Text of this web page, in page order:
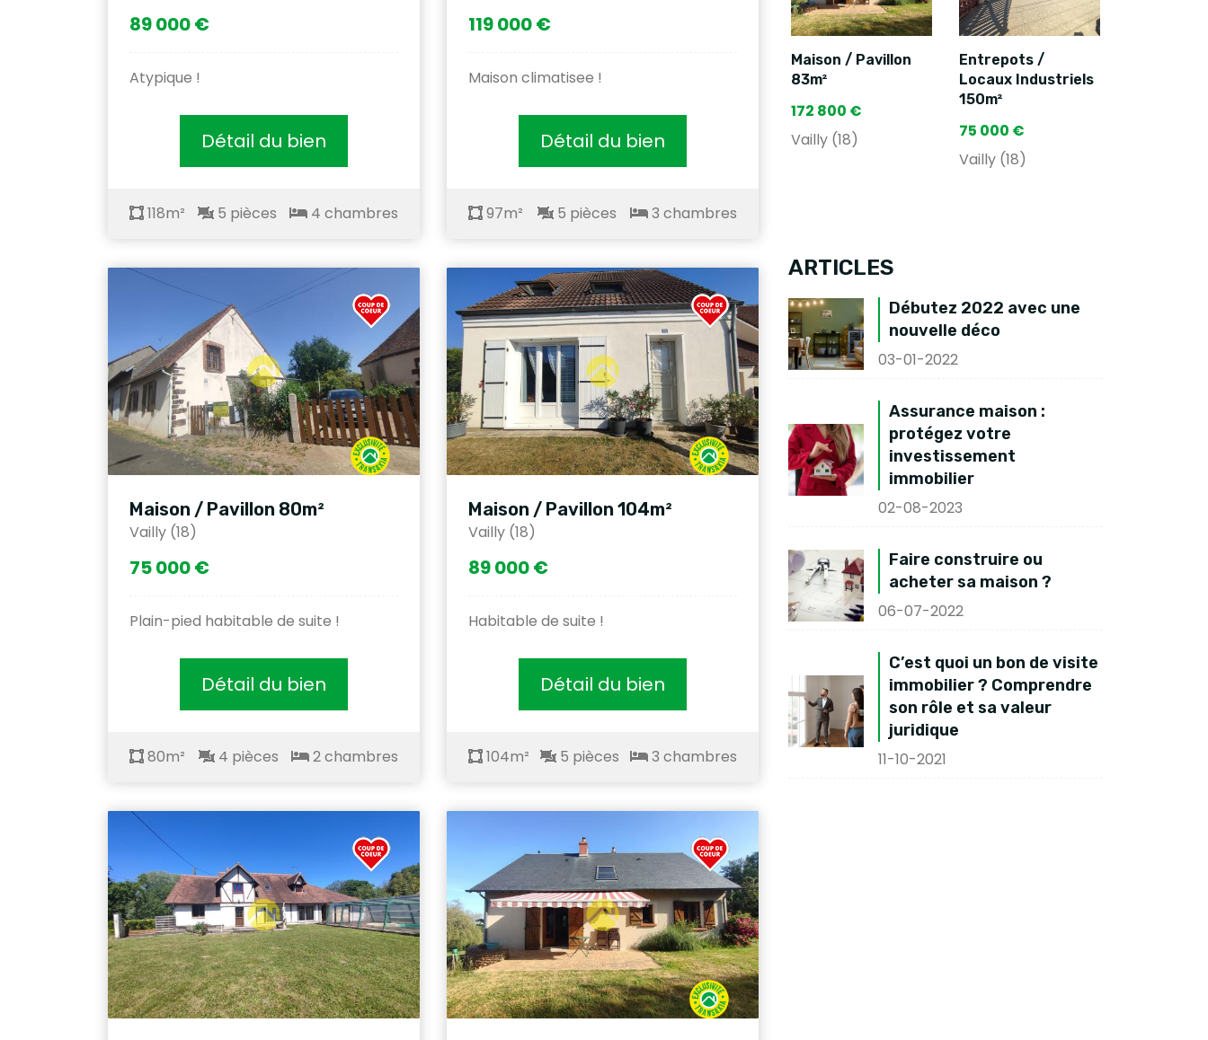
89 000 €
Atypique !
Détail du bien
118m² 5 pièces 4 chambres
119 000 €
Maison climatisee !
Détail du bien
97m² 5 pièces 3 chambres
Maison / Pavillon 80m²
Vailly (18)
75 000 €
Plain-pied habitable de suite !
Détail du bien
80m² 4 pièces 2 chambres
Maison / Pavillon 104m²
Vailly (18)
89 000 €
Habitable de suite !
Détail du bien
104m² 5 pièces 3 chambres
Maison / Pavillon
83m²
172 800 €
Vailly (18)
Entrepots /
Locaux Industriels
150m²
75 000 €
Vailly (18)
ARTICLES
Débutez 2022 avec une
nouvelle déco
03-01-2022
Assurance maison :
protégez votre
investissement
immobilier
02-08-2023
Faire construire ou
acheter sa maison ?
06-07-2022
C’est quoi un bon de visite
immobilier ? Comprendre
son rôle et sa valeur
juridique
11-10-2021